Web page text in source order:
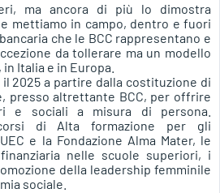
ma ancora di più lo dimostra
mettiamo in campo, dentro e fuori
che le BCC rappresentano e
da tollerare ma un modello
Italia e in Europa.
2025 a partire dalla costituzione di
presso altrettante BCC, per offrire
e sociali a misura di persona.
di Alta formazione per gli
e la Fondazione Alma Mater, le
nelle scuole superiori, i
della leadership femminile
sociale.